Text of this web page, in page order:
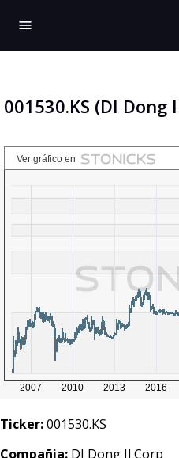
menu
001530.KS (DI Dong
Ticker:001530.KS
Compañia: DI Dong Il Corp